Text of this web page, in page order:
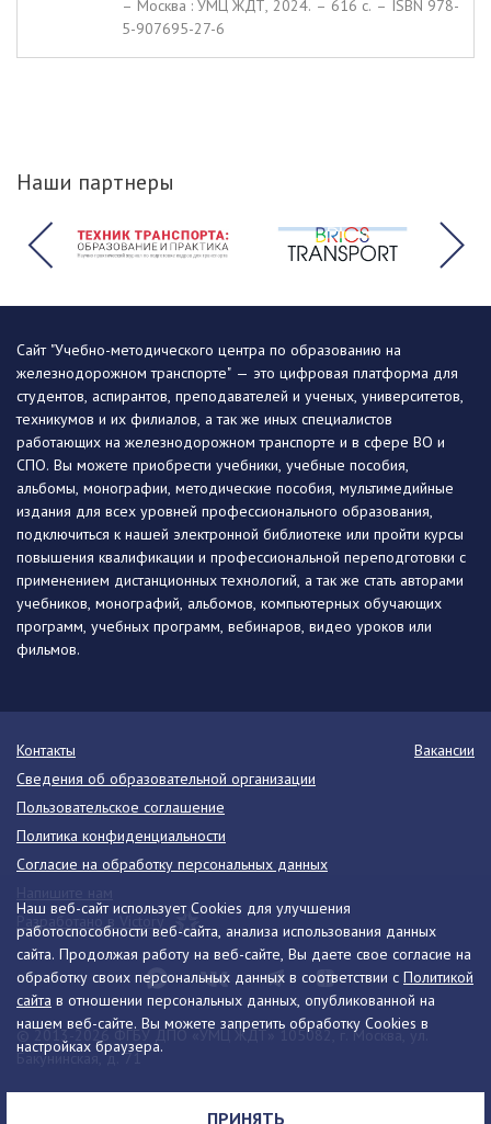
– Москва : УМЦ ЖДТ, 2024. – 616 c. – ISBN 978-
5-907695-27-6
Наши партнеры
Наш веб-сайт использует Cookies для улучшения
работоспособности веб-сайта, анализа использования данных
сайта. Продолжая работу на веб-сайте, Вы даете свое согласие на
обработку своих персональных данных в соответствии с Политикой
сайта в отношении персональных данных, опубликованной на
нашем веб-сайте. Вы можете запретить обработку Cookies в
настройках браузера.
ПРИНЯТЬ
Сайт "Учебно-методического центра по образованию на
железнодорожном транспорте" — это цифровая платформа для
студентов, аспирантов, преподавателей и ученых, университетов,
техникумов и их филиалов, а так же иных специалистов
работающих на железнодорожном транспорте и в сфере ВО и
СПО. Вы можете приобрести учебники, учебные пособия,
альбомы, монографии, методические пособия, мультимедийные
издания для всех уровней профессионального образования,
подключиться к нашей электронной библиотеке или пройти курсы
повышения квалификации и профессиональной переподготовки с
применением дистанционных технологий, а так же стать авторами
учебников, монографий, альбомов, компьютерных обучающих
программ, учебных программ, вебинаров, видео уроков или
фильмов.
© 2013-2026 ФГБУ ДПО «УМЦ ЖДТ» 105082, г. Москва, ул.
Бакунинская, д. 71
Телефон:8 (495) 739-00-30 info@umczdt.ru схема проезда
Контакты
Вакансии
Сведения об образовательной организации
Пользовательское соглашение
Политика конфиденциальности
Согласие на обработку персональных данных
Разработано в Victory